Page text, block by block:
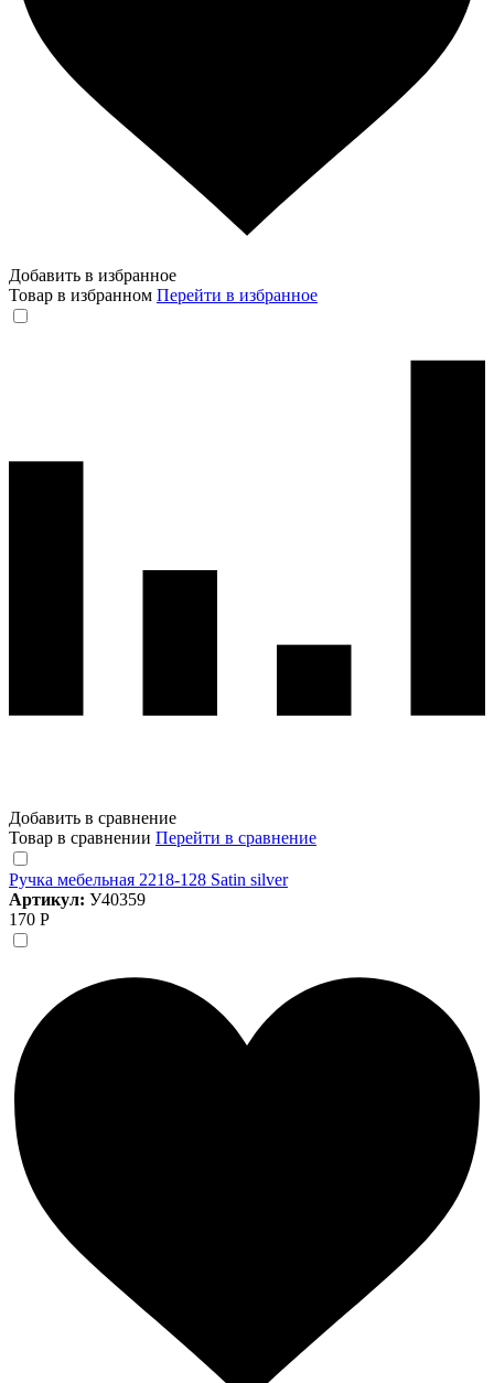
Добавить в избранное
Товар в избранном Перейти в избранное
Добавить в сравнение
Товар в сравнении Перейти в сравнение
Ручка мебельная 2218-128 Satin silver
Артикул: У40359
170 Р